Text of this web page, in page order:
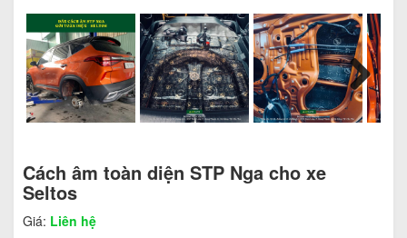
Next
Cách âm toàn diện STP Nga cho xe
Seltos
Giá: Liên hệ